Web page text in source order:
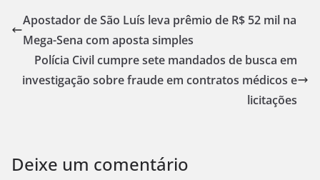
Apostador de São Luís leva prêmio de R$ 52 mil na
Mega-Sena com aposta simples
Polícia Civil cumpre sete mandados de busca em
investigação sobre fraude em contratos médicos e
licitações
Deixe um comentário